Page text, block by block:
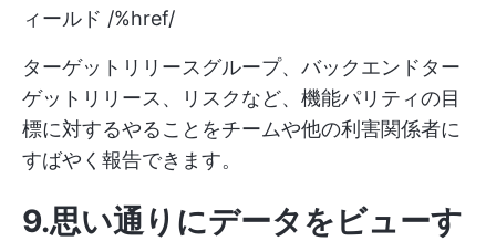
ィールド /%href/
ターゲットリリースグループ、バックエンドター
ゲットリリース、リスクなど、機能パリティの目
標に対するやることをチームや他の利害関係者に
すばやく報告できます。
9.思い通りにデータをビューす